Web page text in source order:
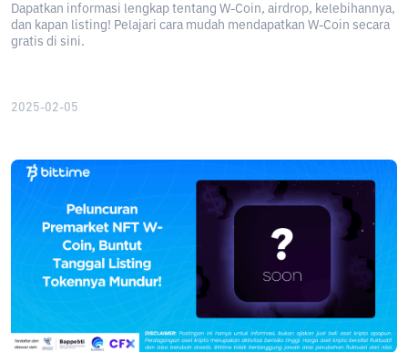
Dapatkan informasi lengkap tentang W-Coin, airdrop, kelebihannya,
dan kapan listing! Pelajari cara mudah mendapatkan W-Coin secara
gratis di sini.
2025-02-05